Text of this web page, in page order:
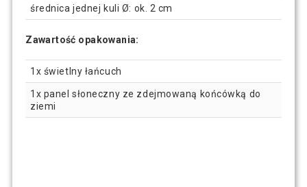
średnica jednej kuli Ø: ok. 2 cm
Zawartość opakowania:
1x świetlny łańcuch
1x panel słoneczny ze zdejmowaną końcówką do
ziemi